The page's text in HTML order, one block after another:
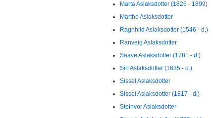
Marta Aslaksdotter (1826 - 1899)
Marthe Aslaksdotter
Ragnhild Aslaksdotter (1546 - d.)
Ranveig Aslaksdotter
Saave Aslaksdotter (1781 - d.)
Siri Aslaksdotter (1635 - d.)
Sissel Aslaksdotter
Sissel Aslaksdotter (1817 - d.)
Steinvor Aslaksdotter